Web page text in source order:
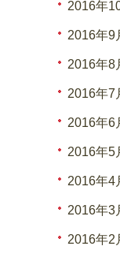
2016年
2016年9
2016年8
2016年7
2016年6
2016年5
2016年4
2016年3
2016年2